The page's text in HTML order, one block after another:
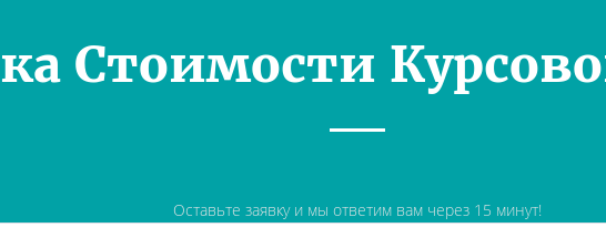
Стоимости
Оставьте заявку и мы ответим вам через 15 минут!